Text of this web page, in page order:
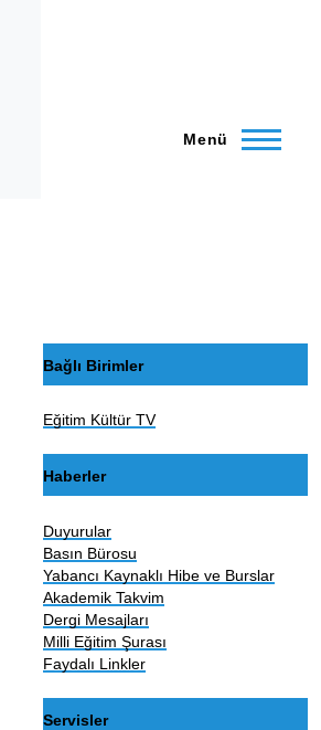
Menü
Bağlı Birimler
Eğitim Kültür TV
Haberler
Duyurular
Basın Bürosu
Yabancı Kaynaklı Hibe ve Burslar
Akademik Takvim
Dergi Mesajları
Milli Eğitim Şurası
Faydalı Linkler
Servisler